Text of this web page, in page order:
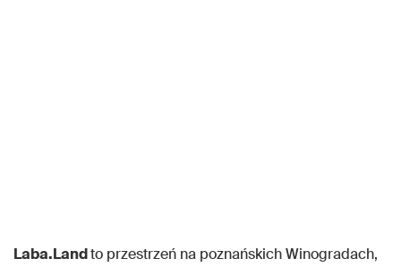
Laba.Landto przestrzeń na poznańskich Winogradach,